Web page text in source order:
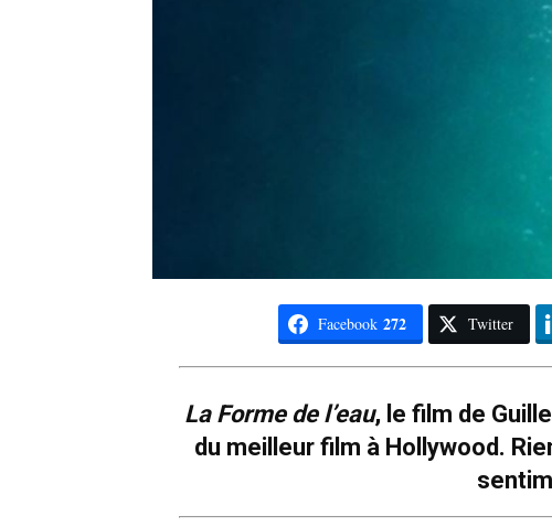
Facebook 272 Twitter
La Forme de l’eau, le film de
du meilleur film à Hollywood.